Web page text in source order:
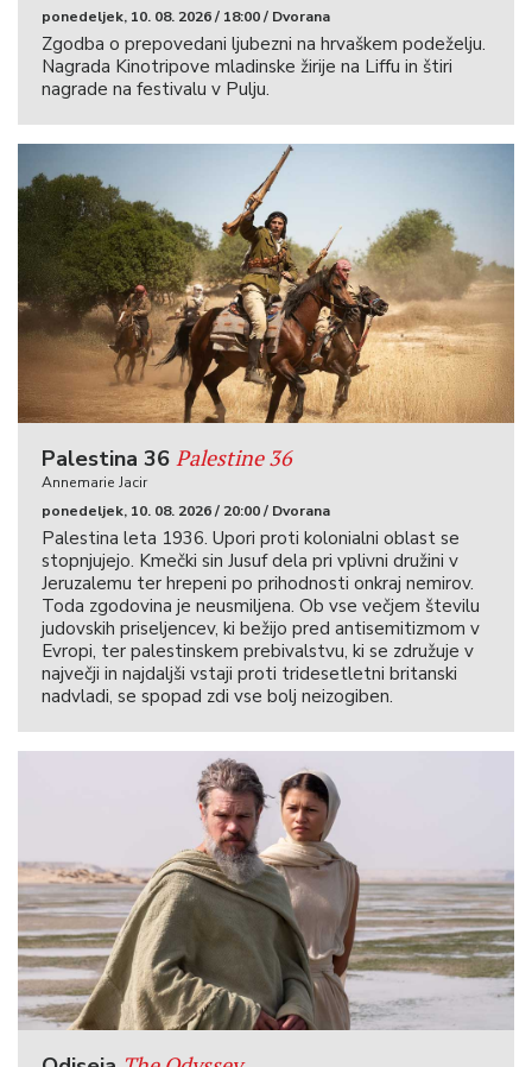
ponedeljek, 10. 08. 2026 / 18:00 / Dvorana
Zgodba o prepovedani ljubezni na hrvaškem podeželju.
Nagrada Kinotripove mladinske žirije na Liffu in štiri
nagrade na festivalu v Pulju.
Palestina 36 Palestine 36
Annemarie Jacir
ponedeljek, 10. 08. 2026 / 20:00 / Dvorana
Palestina leta 1936. Upori proti kolonialni oblast se
stopnjujejo. Kmečki sin Jusuf dela pri vplivni družini v
Jeruzalemu ter hrepeni po prihodnosti onkraj nemirov.
Toda zgodovina je neusmiljena. Ob vse večjem številu
judovskih priseljencev, ki bežijo pred antisemitizmom v
Evropi, ter palestinskem prebivalstvu, ki se združuje v
največji in najdaljši vstaji proti tridesetletni britanski
nadvladi, se spopad zdi vse bolj neizogiben.